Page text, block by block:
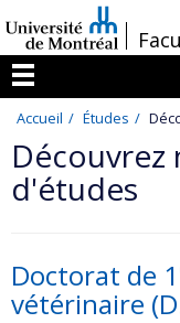
au
contenu
/
Menu
Accueil Études
Découvrez
d'études
Doctorat de 1
vétérinaire